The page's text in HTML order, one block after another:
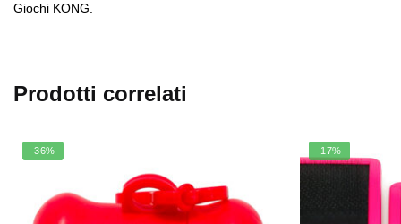
Giochi KONG.
Prodotti correlati
-36% -17%